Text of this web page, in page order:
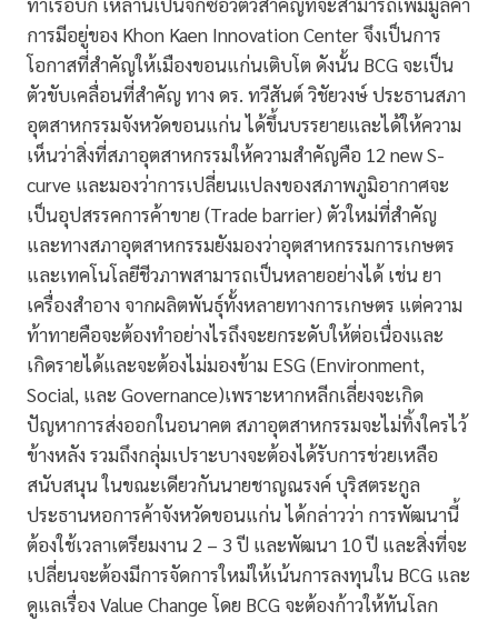
ท่าเรือบก เหล่านี้เป็นจิกซอว์ตัวสำคัญที่จะสามารถเพิ่มมูลค่า
การมีอยู่ของ Khon Kaen Innovation Center จึงเป็นการ
โอกาสที่สำคัญให้เมืองขอนแก่นเติบโต ดังนั้น BCG จะเป็น
ตัวขับเคลื่อนที่สำคัญ ทาง ดร. ทวีสันต์ วิชัยวงษ์ ประธานสภา
อุตสาหกรรมจังหวัดขอนแก่น ได้ขึ้นบรรยายและได้ให้ความ
เห็นว่าสิ่งที่สภาอุตสาหกรรมให้ความสำคัญคือ 12 new S-
curve และมองว่าการเปลี่ยนแปลงของสภาพภูมิอากาศจะ
เป็นอุปสรรคการค้าขาย (Trade barrier) ตัวใหม่ที่สำคัญ
และทางสภาอุตสาหกรรมยังมองว่าอุตสาหกรรมการเกษตร
และเทคโนโลยีชีวภาพสามารถเป็นหลายอย่างได้ เช่น ยา
เครื่องสำอาง จากผลิตพันธุ์ทั้งหลายทางการเกษตร แต่ความ
ท้าทายคือจะต้องทำอย่างไรถึงจะยกระดับให้ต่อเนื่องและ
เกิดรายได้และจะต้องไม่มองข้าม ESG (Environment,
Social, และ Governance)เพราะหากหลีกเลี่ยงจะเกิด
ปัญหาการส่งออกในอนาคต สภาอุตสาหกรรมจะไม่ทิ้งใครไว้
ข้างหลัง รวมถึงกลุ่มเปราะบางจะต้องได้รับการช่วยเหลือ
สนับสนุน ในขณะเดียวกันนายชาญณรงค์ บุริสตระกูล
ประธานหอการค้าจังหวัดขอนแก่น ได้กล่าวว่า การพัฒนานี้
ต้องใช้เวลาเตรียมงาน 2 – 3 ปี และพัฒนา 10 ปี และสิ่งที่จะ
เปลี่ยนจะต้องมีการจัดการใหม่ให้เน้นการลงทุนใน BCG และ
ดูแลเรื่อง Value Change โดย BCG จะต้องก้าวให้ทันโลก